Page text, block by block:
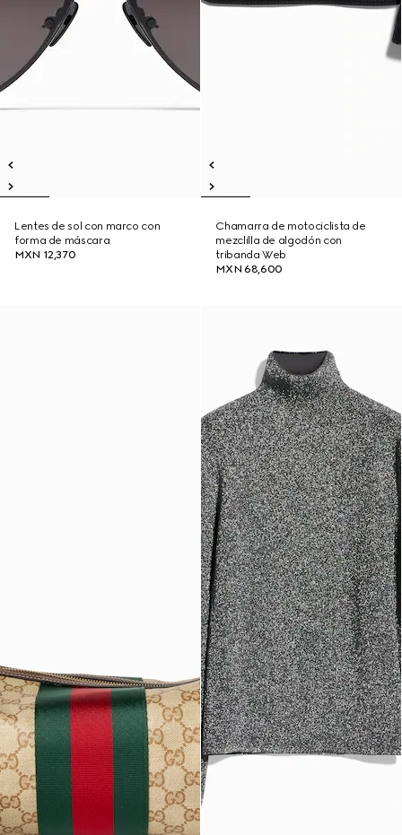
Lentes de sol con marco con
forma de máscara
MXN 12,370
Chamarra de motociclista de
mezclilla de algodón con
tribanda Web
MXN 68,600